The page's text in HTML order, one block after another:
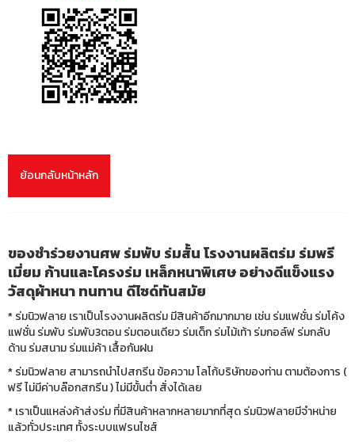
ย้อนกลับหน้าหลัก
ของชำร่วยงานศพ ร่มพับ ร่มสั้น โรงงานผลิตร่ม ร่มพรี
เมี่ยม ก้านและโครงร่ม เหล็กหนาพิเศษ อย่างดีแข็งแรง
วัสดุผ้าหนา ทนทาน ดีไซด์ทันสมัย
* ร่มนิวฟลาย เราเป็นโรงงานผลิตร่ม มีสินค้าอีกมากมาย เช่น ร่มแฟชั่น ร่มโค้ง
แฟชั่น ร่มพับ ร่มพับ3ตอน ร่มตอนเดียว ร่มเด็ก ร่มไม้เท้า ร่มกอล์ฟ ร่มกลับ
ด้าน ร่มสนาม ร่มแม่ค้า เสื้อกันฝน
* ร่มนิวฟลาย สามารถนำไปสกรีน ข้อความ โลโก้บริษัทของท่าน ตามต้องการ (
ฟรี ไม่มีค่าบล๊อกสกรีน ) ไม่มีขั้นต่ำ สั่งได้เลย
* เราเป็นแหล่งค้าส่งร่ม ที่มีสินค้าหลากหลายมากที่สุด ร่มนิวฟลายมีจำหน่าย
แล้วทั่วประเทศ ทั้งระบบแฟรนไซส์